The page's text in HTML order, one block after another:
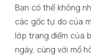
Bạn có thể không
các gốc tự do của
lớp trang điểm của
ngày, cùng với mồ